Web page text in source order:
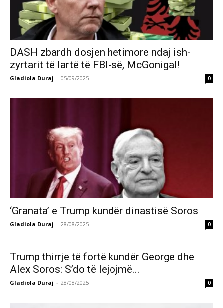
DASH zbardh dosjen hetimore ndaj ish-
zyrtarit të lartë të FBI-së, McGonigal!
Gladiola Duraj - 05/09/2025 0
‘Granata’ e Trump kundër dinastisë Soros
Gladiola Duraj - 28/08/2025 0
Trump thirrje të fortë kundër George dhe
Alex Soros: S’do të lejojmë...
Gladiola Duraj - 28/08/2025 0